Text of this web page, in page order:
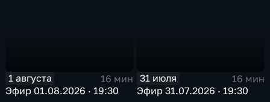
1 августа
16 мин
Эфир 01.08.2026 · 19:30
31 июля
16 мин
Эфир 31.07.2026 · 19:30